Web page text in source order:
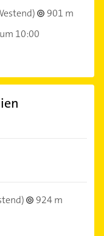
901 m
10:00
924 m